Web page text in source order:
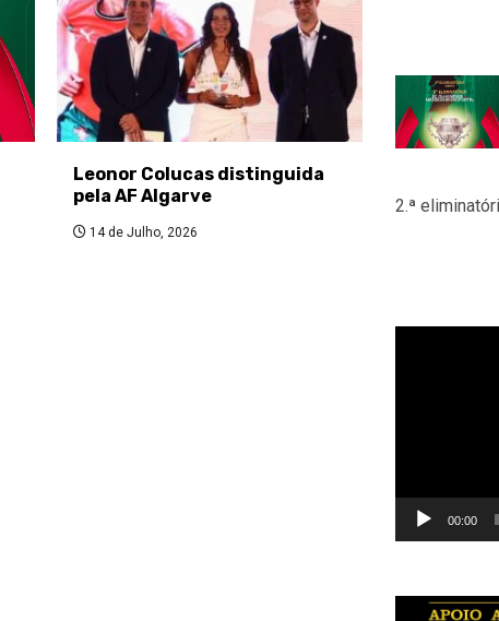
Leonor Colucas distinguida
pela AF Algarve
14 de Julho, 2026
2.ª
00:00